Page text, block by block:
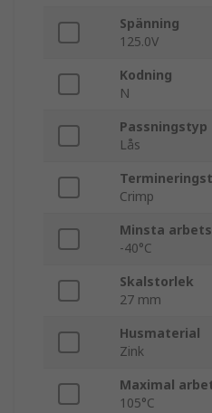
Spänning
125.0V
Kodning
N
Passningstyp
Lås
Crimp
Minsta
-40°C
Skalstorlek
27 mm
Husmaterial
Zink
Maximal
105°C